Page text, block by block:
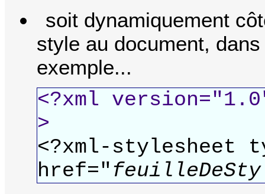
soit dynamiquement
style au document,
exemple...
<?xml
>
<?xml-stylesheet
href="